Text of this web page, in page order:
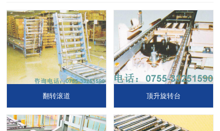
翻转滚道 顶升旋转台